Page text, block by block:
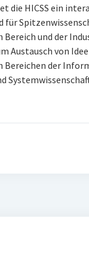
die HICSS ein
für
Bereich und der
Austausch von
Bereichen der